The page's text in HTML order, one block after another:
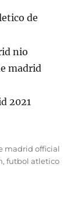
madrid official
,futbol atletico